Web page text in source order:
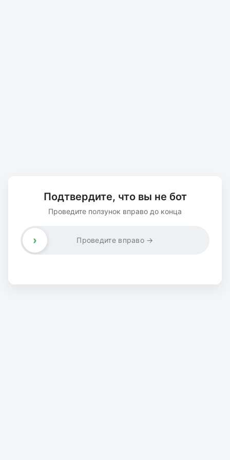
Подтвердите, что вы не бот
Проведите ползунок вправо до конца
Проведите вправо →
›